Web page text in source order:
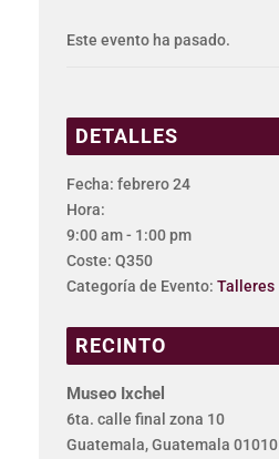
Este evento ha pasado.
DETALLES
Fecha: febrero 24
Hora:
9:00 am - 1:00 pm
Coste: Q350
Categoría de Evento: Talleres
RECINTO
Museo Ixchel
6ta. calle final zona 10
Guatemala,Guatemala 01010